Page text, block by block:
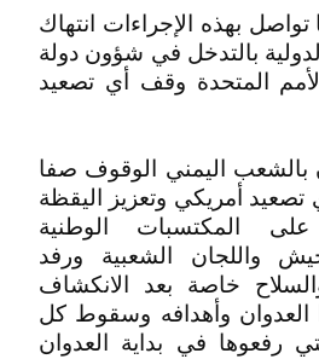
بهذه الإجراءات انتهاك
الدولية بالتدخل في شؤون دولة
المتحدة وقف أي تصعيد
بالشعب اليمني الوقوف صفا
أمريكي وتعزيز اليقظة
على المكتسبات الوطنية
واللجان الشعبية ورفد
خاصة بعد الانكشاف
العدوان وأهدافه وسقوط كل
رفعوها في بداية العدوان